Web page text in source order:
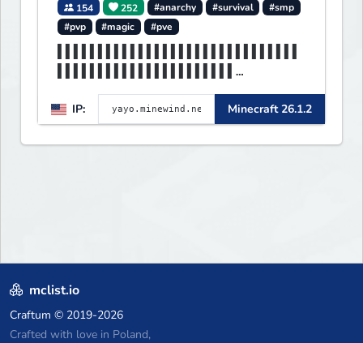
154 252 #anarchy #survival
#smp
#pvp
#magic #pve
▌▌▌▌▌▌▌▌▌▌▌▌▌▌▌▌▌▌▌▌▌▌▌▌▌▌MINE
WIND▌▌▌▌▌▌▌▌▌▌▌▌▌▌▌▌▌▌
IP: Minecraft 26.1.2
mclist.io
Craftum © 2019-2026
Crafted with love in Poland,